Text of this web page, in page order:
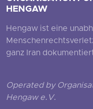
HENGAW
Hengaw ist eine
ganz Iran
Operated by
Hengaw e.V.